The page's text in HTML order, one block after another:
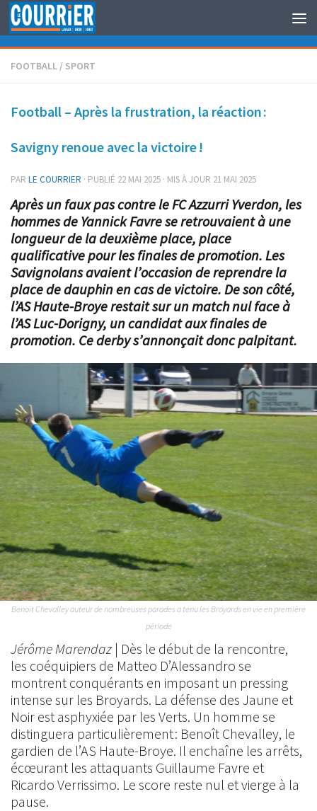
Au dessous du contenu
FOOTBALL / SPORT
Football – Après la frustration, la réaction :
Savigny renoue avec la victoire !
PAR LE COURRIER · PUBLIÉ 22 MAI 2025 · MIS À JOUR 21 MAI 2025
Après un faux pas contre le FC Azzurri Yverdon, les
hommes de Yannick Favre se retrouvaient à une
longueur de la deuxième place, place
qualificative pour les finales de promotion. Les
Savignolans avaient l’occasion de reprendre la
place de dauphin en cas de victoire. De son côté,
l’AS Haute-Broye restait sur un match nul face à
l’AS Luc-Dorigny, un candidat aux finales de
promotion. Ce derby s’annonçait donc palpitant.
Benoit Chevalley auteur de nombreuses parades a tenu les Broyards en vie en première
période
Jérôme Marendaz| Dès le début de la rencontre,
les coéquipiers de Matteo D’Alessandro se
montrent conquérants en imposant un pressing
intense sur les Broyards. La défense des Jaune et
Noir est asphyxiée par les Verts. Un homme se
distinguera particulièrement : Benoît Chevalley, le
gardien de l’AS Haute-Broye. Il enchaîne les arrêts,
écœurant les attaquants Guillaume Favre et
Ricardo Verrissimo. Le score reste nul et vierge à la
pause.